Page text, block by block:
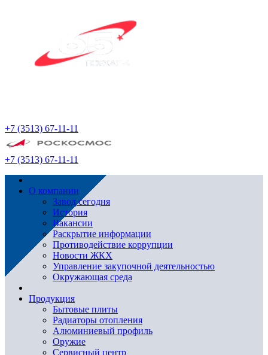
+7 (3513) 67-11-11
+7 (3513) 67-11-11
О компании
Завод сегодня
История
Вакансии
Раскрытие информации
Противодействие коррупции
Новости ЖКХ
Управление закупочной деятельностью
Окружающая среда
Продукция
Бытовые плиты
Радиаторы отопления
Алюминиевый профиль
Оружие
Сервисный центр